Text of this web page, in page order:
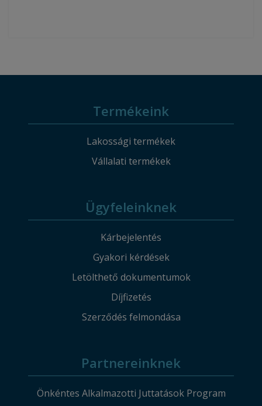
Termékeink
Lakossági termékek
Vállalati termékek
Ügyfeleinknek
Kárbejelentés
Gyakori kérdések
Letölthető dokumentumok
Díjfizetés
Szerződés felmondása
Partnereinknek
Önkéntes Alkalmazotti Juttatások Program